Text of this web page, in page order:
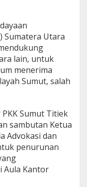
Sumatera Utara
lain, untuk
menerima
Sumut, salah
Sumut Titiek
sambutan Ketua
Advokasi dan
penurunan
Aula Kantor